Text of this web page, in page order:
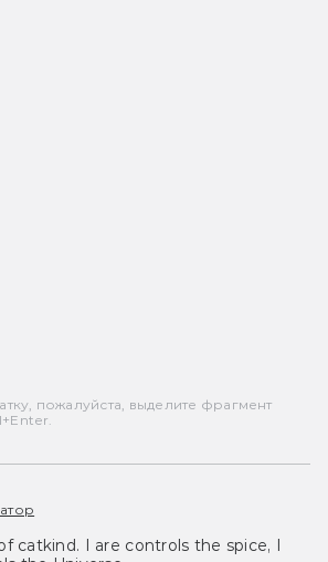
пожалуйста, выделите фрагмент
catkind. I are controls the spice, I